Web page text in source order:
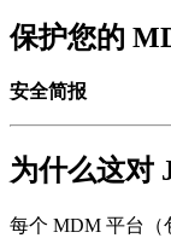
保护您的
安全简报
为什么这对
每个 MDM 平台（